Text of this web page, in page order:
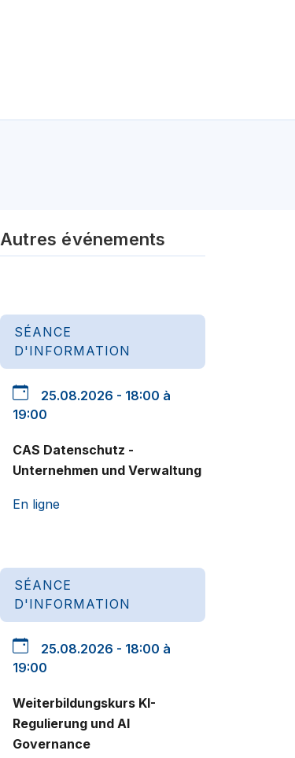
Autres événements
SÉANCE
D'INFORMATION
25.08.2026 - 18:00 à
19:00
CAS Datenschutz -
Unternehmen und Verwaltung
En ligne
SÉANCE
D'INFORMATION
25.08.2026 - 18:00 à
19:00
Weiterbildungskurs KI-
Regulierung und AI
Governance